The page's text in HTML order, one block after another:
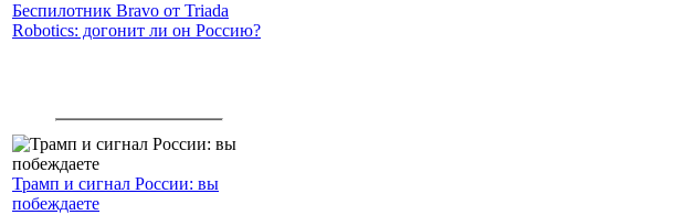
Беспилотник Bravo от Triada
Robotics: догонит ли он Россию?
Трамп и сигнал России: вы
побеждаете